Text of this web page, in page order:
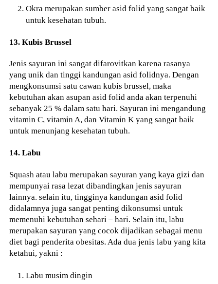
Okra merupakan sumber asid folid yang sangat baik
untuk kesehatan tubuh.
13. Kubis Brussel
Jenis sayuran ini sangat difarovitkan karena rasanya
yang unik dan tinggi kandungan asid folidnya. Dengan
mengkonsumsi satu cawan kubis brussel, maka
kebutuhan akan asupan asid folid anda akan terpenuhi
sebanyak 25 % dalam satu hari. Sayuran ini mengandung
vitamin C, vitamin A, dan Vitamin K yang sangat baik
untuk menunjang kesehatan tubuh.
14. Labu
Squash atau labu merupakan sayuran yang kaya gizi dan
mempunyai rasa lezat dibandingkan jenis sayuran
lainnya. selain itu, tingginya kandungan asid folid
didalamnya juga sangat penting dikonsumsi untuk
memenuhi kebutuhan sehari – hari. Selain itu, labu
merupakan sayuran yang cocok dijadikan sebagai menu
diet bagi penderita obesitas. Ada dua jenis labu yang kita
ketahui, yakni :
Labu musim dingin